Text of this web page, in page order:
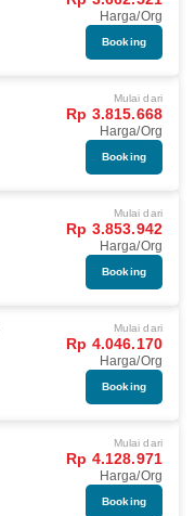
Harga/Org
Booking
Mulai dari
Rp 3.815.668
Harga/Org
Booking
Mulai dari
Rp 3.853.942
Harga/Org
Booking
Mulai dari
Rp 4.046.170
Harga/Org
Booking
Mulai dari
Rp 4.128.971
Harga/Org
Booking